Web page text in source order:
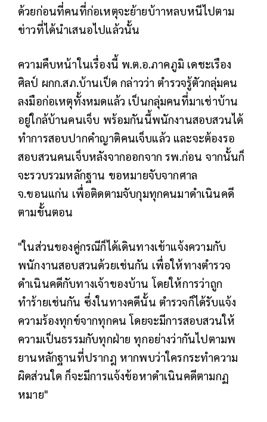
ด้วยก่อนที่คนที่ก่อเหตุจะย้ายบ้าาหลบหนีไปตาม
ข่าวที่ได้นำเสนอไปแล้วนั้น
ความคืบหน้าในเรื่องนี้ พ.ต.อ.ภาคภูมิ เดชะเรือง
ศิลป์ ผกก.สภ.บ้านเป็ด กล่าวว่า ตำรวจรู้ตัวกลุ่มคน
ลงมือก่อเหตุทั้งหมดแล้ว เป็นกลุ่มคนที่มาเช่าบ้าน
อยู่ใกล้บ้านคนเจ็บ พร้อมกันนี้พนักงานสอบสวนได้
ทำการสอบปากคำญาติคนเจ็บแล้ว และจะต้องรอ
สอบสวนคนเจ็บหลังจากออกจาก รพ.ก่อน จากนั้นก็
จะรวบรวมหลักฐาน ขอหมายจับจากศาล
จ.ขอนแก่น เพื่อติดตามจับกุมทุกคนมาดำเนินคดี
ตามขั้นตอน
"ในส่วนของคู่กรณีก็ได้เดินทางเข้าแจ้งความกับ
พนักงานสอบสวนด้วยเช่นกัน เพื่อให้ทางตำรวจ
ดำเนินคดีกับทางเจ้าของบ้าน โดยให้การว่าถูก
ทำร้ายเช่นกัน ซึ่งในทางคดีนั้น ตำรวจก็ได้รับแจ้ง
ความร้องทุกข์จากทุกคน โดยจะมีการสอบสวนให้
ความเป็นธรรมกับทุกฝ่าย ทุกอย่างว่ากันไปตามพ
ยานหลักฐานที่ปรากฎ หากพบว่าใครกระทำความ
ผิดส่วนใด ก็จะมีการแจ้งข้อหาดำเนินคดีตามกฏ
หมาย"